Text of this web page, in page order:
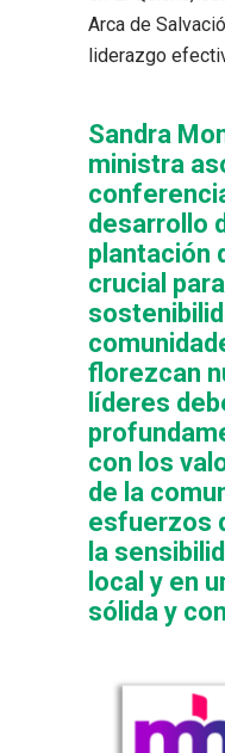
Arca de
liderazgo
Sandra
ministra
desarrollo
plantación
crucial
florezcan
líderes
con los
de la
esfuerzos
la
local y en
sólida y